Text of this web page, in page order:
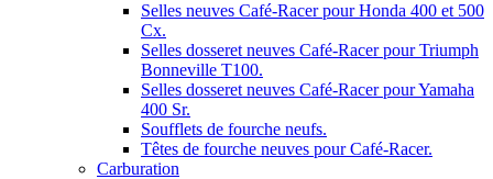
Selles neuves Café-Racer pour Honda 400 et 500
Cx.
Selles dosseret neuves Café-Racer pour Triumph
Bonneville T100.
Selles dosseret neuves Café-Racer pour Yamaha
400 Sr.
Soufflets de fourche neufs.
Têtes de fourche neuves pour Café-Racer.
Carburation